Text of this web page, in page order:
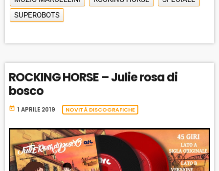
SUPEROBOTS
ROCKING HORSE – Julie rosa di
bosco
today 1 APRILE 2019 NOVITÀ DISCOGRAFICHE